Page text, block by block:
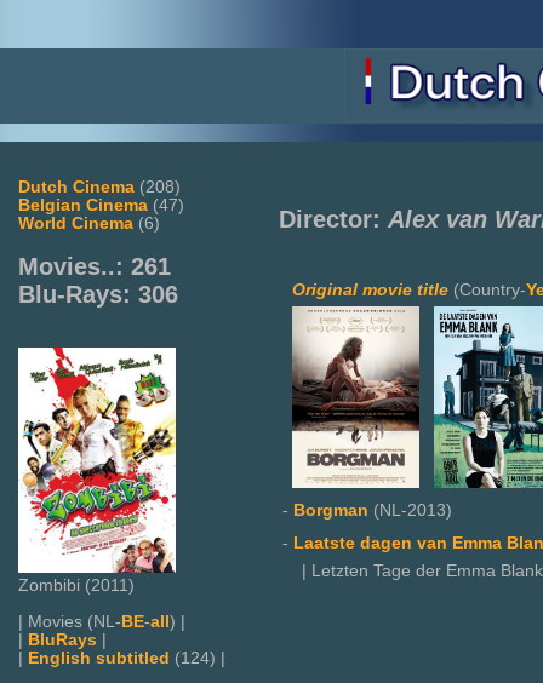
Dutch Cinema (208)
Belgian Cinema (47)
World Cinema (6)
Movies..: 261
Blu-Rays: 306
Zombibi (2011)
| Movies (NL-BE-all) |
| BluRays |
| English subtitled (124) |
Director: Alex van
Original movie title (Country-
- Borgman (NL-2013)
- Laatste dagen van Emma
| Letzten Tage der Emma